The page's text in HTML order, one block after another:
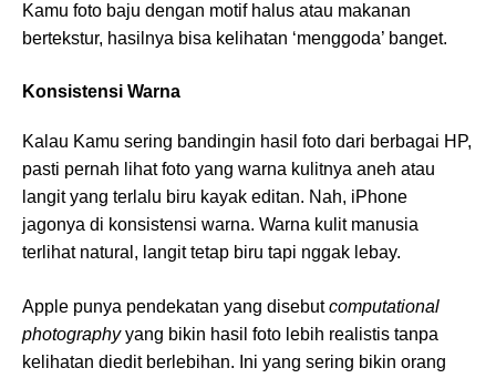
Kamu foto baju dengan motif halus atau makanan
bertekstur, hasilnya bisa kelihatan ‘menggoda’ banget.
Konsistensi Warna
Kalau Kamu sering bandingin hasil foto dari berbagai HP,
pasti pernah lihat foto yang warna kulitnya aneh atau
langit yang terlalu biru kayak editan. Nah, iPhone
jagonya di konsistensi warna. Warna kulit manusia
terlihat natural, langit tetap biru tapi nggak lebay.
Apple punya pendekatan yang disebutcomputational
photographyyang bikin hasil foto lebih realistis tanpa
kelihatan diedit berlebihan. Ini yang sering bikin orang